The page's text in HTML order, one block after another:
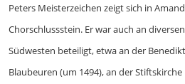
Peters Meisterzeichen zeigt sich in
Chorschlussstein. Er war auch an
Südwesten beteiligt, etwa an der
Blaubeuren (um 1494), an der